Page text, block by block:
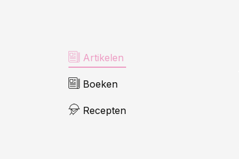
Artikelen
Boeken
Recepten